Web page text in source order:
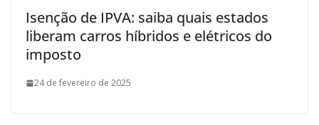
Isenção de IPVA: saiba quais estados
liberam carros híbridos e elétricos do
imposto
24 de fevereiro de 2025